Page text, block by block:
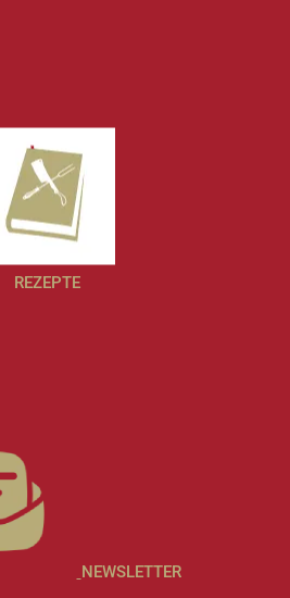
REZEPTE
NEWSLETTER